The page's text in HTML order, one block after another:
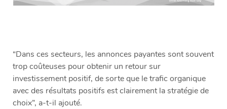
“Dans ces secteurs, les annonces payantes sont souvent
trop coûteuses pour obtenir un retour sur
investissement positif, de sorte que le trafic organique
avec des résultats positifs est clairement la stratégie de
choix”, a-t-il ajouté.